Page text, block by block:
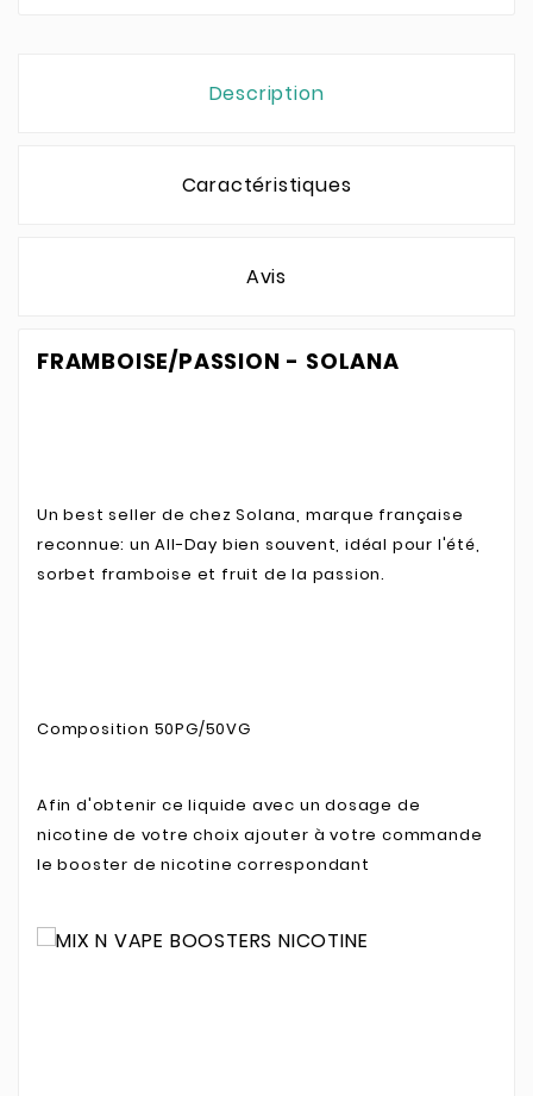
Description
Caractéristiques
Avis
FRAMBOISE/PASSION - SOLANA
Un best seller de chez Solana, marque française
reconnue: un All-Day bien souvent, idéal pour l'été,
sorbet framboise et fruit de la passion.
Composition 50PG/50VG
Afin d'obtenir ce liquide avec un dosage de
nicotine de votre choix ajouter à votre commande
le booster de nicotine correspondant